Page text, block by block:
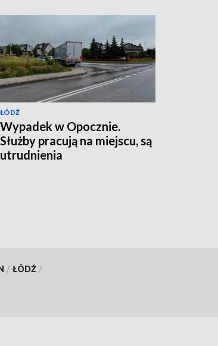
ŁÓDŹ
Wypadek w Opocznie.
Służby pracują na miejscu, są
utrudnienia
/ ŁÓDŹ /